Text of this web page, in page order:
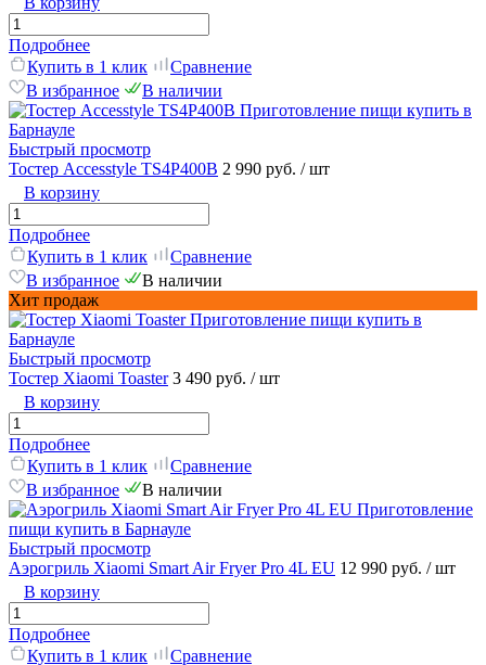
Подробнее
Купить в 1 клик
Сравнение
В избранное
В наличии
Быстрый просмотр
Тостер Accesstyle TS4P400B 2 990 руб. / шт
В корзину
Подробнее
Купить в 1 клик
Сравнение
В избранное
В наличии
Хит продаж
Быстрый просмотр
Тостер Xiaomi Toaster 3 490 руб. / шт
В корзину
Подробнее
Купить в 1 клик
Сравнение
В избранное
В наличии
Быстрый просмотр
Аэрогриль Xiaomi Smart Air Fryer Pro 4L EU 12 990 руб. / шт
В корзину
Подробнее
Купить в 1 клик
Сравнение